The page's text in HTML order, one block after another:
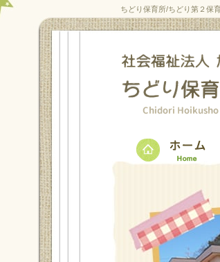
ちどり保育所/ちどり第２保